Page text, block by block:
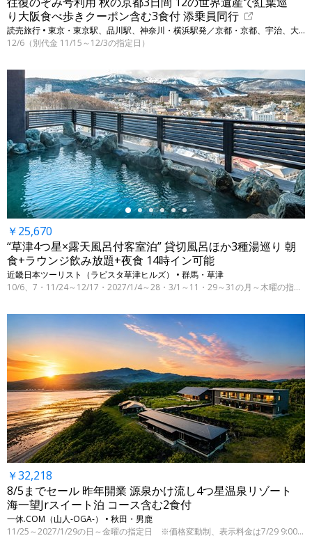
り大阪食べ歩きクーポン含む3食付 添乗員同行
読売旅行 • 東京・東京駅、品川駅、神奈川・横浜駅発／京都・京都、宇治、大阪・大阪
12/6（別代金 11/15～12/3の指定日）
←
￥25,670
“草津4つ星×露天風呂付客室泊” 貸切風呂ほか3種湯巡り 朝
食+ラウンジ飲み放題+夜食 14時イン可能
近畿日本ツーリスト（ラビスタ草津ヒルズ） • 群馬・草津
10/6、7・11/24～12/17・2027/1/4～28・3/1～11・29～31の月～木曜の指定日
￥32,218
8/5までセール 昨年開業 源泉かけ流し4つ星温泉リゾート
海一望Jrスイート泊 コース含む2食付
一休.COM（山人-OGA-） • 秋田・男鹿
11/25～2027/1/29の日～金曜の指定日 ※価格変動制、表示料金は7/29 9:00時点